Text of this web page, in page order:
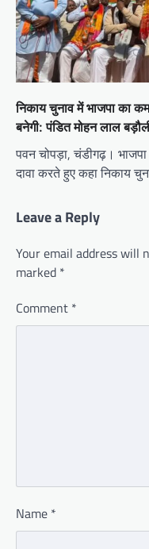
निकाय चुनाव में भाजपा का
बनेगी: पंडित मोहन लाल
पवन चोपड़ा, चंडीगढ़।
दावा करते हुए कहा निकाय
Leave a Reply
Your email address will
marked *
Comment *
Name *